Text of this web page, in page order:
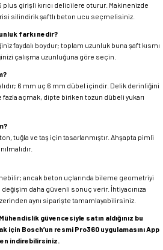
plus girişli kırıcı delicilere oturur. Makinenizde
silindirik şaftlı beton ucu seçmelisiniz.
farkı nedir?
faydalı boydur; toplam uzunluk buna şaft kısmı
çalışma uzunluğuna göre seçin.
6 mm uç 6 mm dübel içindir. Delik derinliğini
açmak, dipte biriken tozun dübeli yukarı
tuğla ve taş için tasarlanmıştır. Ahşapta pimli
ancak beton uçlarında bileme geometriyi
daha güvenli sonuç verir. İhtiyacınıza
aynı siparişte tamamlayabilirsiniz.
güvencesiyle satın aldığınız bu
Bosch’un resmi Pro360 uygulamasını App
indirebilirsiniz.